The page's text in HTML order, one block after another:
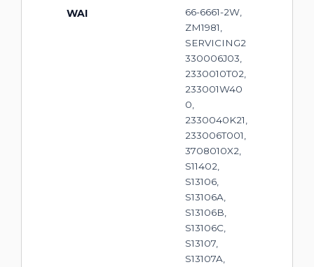
WAI
66-6661-2W,
ZM1981,
SERVICING2
330006J03,
2330010T02,
233001W40
0,
2330040K21,
233006T001,
3708010X2,
S11402,
S13106,
S13106A,
S13106B,
S13106C,
S13107,
S13107A,